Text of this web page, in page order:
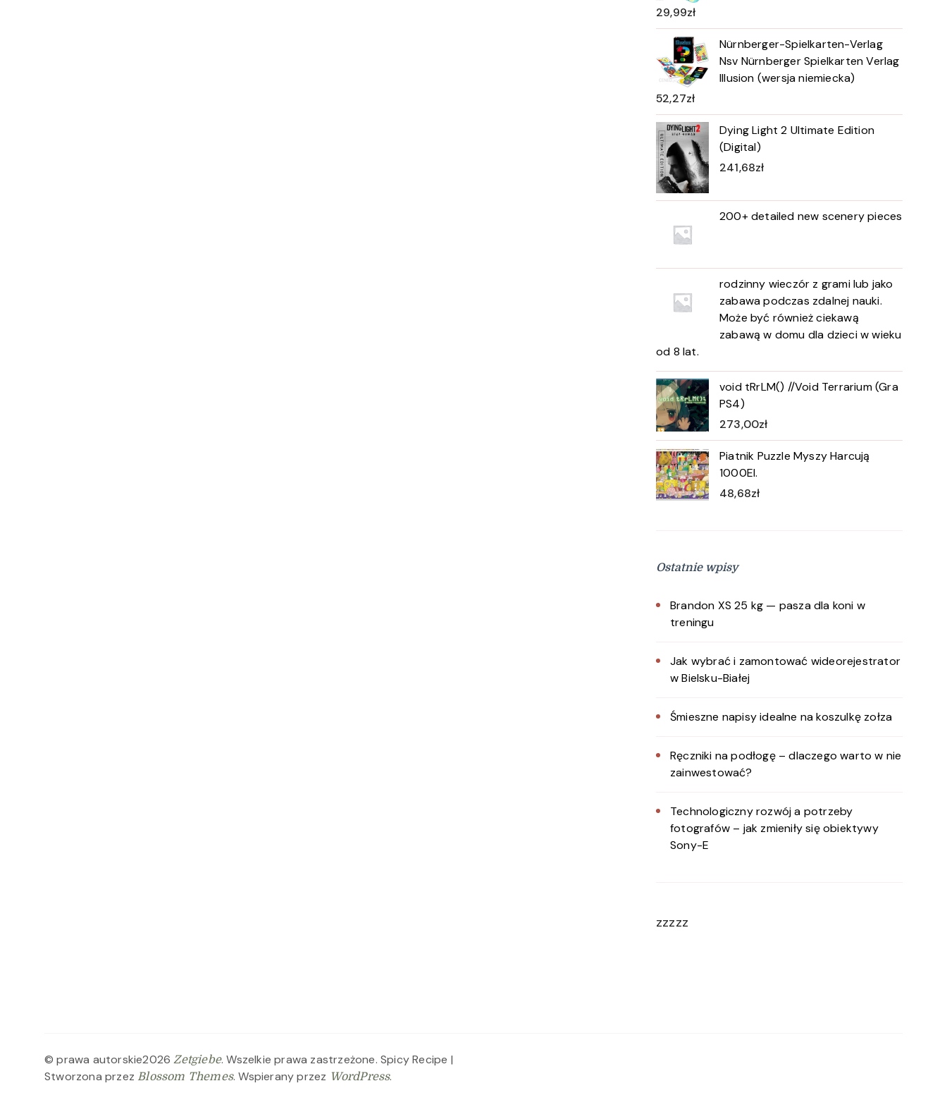
29,99zł
Nürnberger-Spielkarten-Verlag
Nsv Nürnberger Spielkarten Verlag
Illusion (wersja niemiecka)
52,27zł
Dying Light 2 Ultimate Edition
(Digital)
241,68zł
200+ detailed new scenery pieces
rodzinny wieczór z grami lub jako
zabawa podczas zdalnej nauki.
Może być również ciekawą
zabawą w domu dla dzieci w wieku
od 8 lat.
void tRrLM() //Void Terrarium (Gra
PS4)
273,00zł
Piatnik Puzzle Myszy Harcują
1000El.
48,68zł
Ostatnie wpisy
Brandon XS 25 kg — pasza dla koni w
treningu
Jak wybrać i zamontować wideorejestrator
w Bielsku-Białej
Śmieszne napisy idealne na koszulkę zołza
Ręczniki na podłogę – dlaczego warto w nie
zainwestować?
Technologiczny rozwój a potrzeby
fotografów – jak zmieniły się obiektywy
Sony-E
zzzzz
© prawa autorskie2026Zetgiebe. Wszelkie prawa zastrzeżone. Spicy Recipe |
Stworzona przez Blossom Themes. Wspierany przez WordPress.